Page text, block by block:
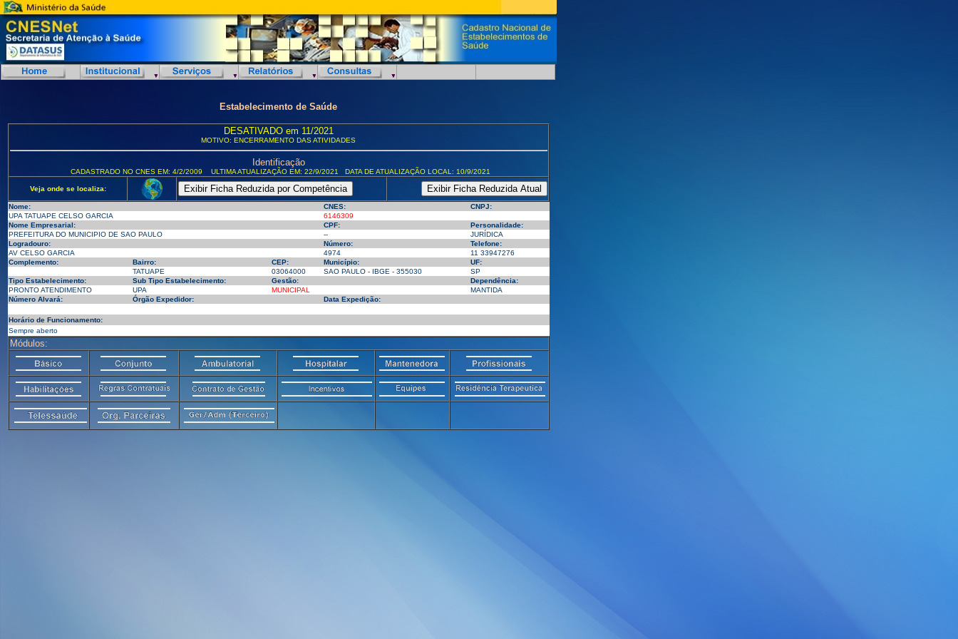
Estabelecimento de Saúde
DESATIVADO em 11/2021
MOTIVO: ENCERRAMENTO DAS ATIVIDADES
Identificação
CADASTRADO NO CNES EM: 4/2/2009 ULTIMA ATUALIZAÇÃO EM: 22/9/2021 DATA DE ATUALIZAÇÃO LOCAL: 10/9/2021
Veja onde se localiza:
Nome: CNES:
CNPJ:
UPA TATUAPE CELSO GARCIA
6146309
Nome Empresarial:
CPF:
Personalidade:
PREFEITURA DO MUNICIPIO DE SAO PAULO
--
JURÍDICA
Logradouro:
Número:
Telefone:
AV CELSO GARCIA
4974
11 33947276
Complemento:
Bairro: CEP: Município:
UF:
TATUAPE
03064000 SAO PAULO - IBGE - 355030
SP
Tipo Estabelecimento:
Sub Tipo Estabelecimento: Gestão:
Dependência:
PRONTO ATENDIMENTO
UPA MUNICIPAL
MANTIDA
Número Alvará:
Órgão Expedidor: Data Expedição:
Horário de Funcionamento:
Sempre aberto
Módulos: